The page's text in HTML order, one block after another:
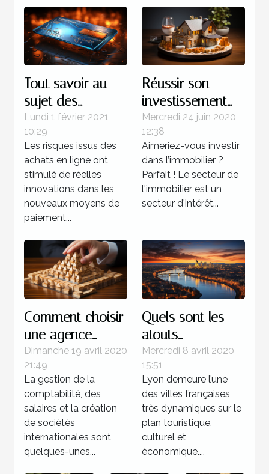
Tout savoir au
sujet des
objectifs de la
carte bancaire
virtuelle !
Lundi 1 février 2021
10:29
Les risques issus des
achats en ligne ont
stimulé de réelles
innovations dans les
nouveaux moyens de
paiement...
Réussir son
investissement
immobilier :
comment s’y
prendre ?
Mercredi 24 juin 2020
12:38
Aimeriez-vous investir
dans l’immobilier ?
Parfait ! Le secteur de
l'immobilier est un
secteur d'intérêt...
Comment choisir
une agence
fiduciaire ?
Dimanche 19 avril 2020
21:49
La gestion de la
comptabilité, des
salaires et la création
de sociétés
internationales sont
quelques-unes...
Quels sont les
atouts
économiques du
Grand Lyon ?
Mercredi 8 avril 2020
15:51
Lyon demeure l’une
des villes françaises
très dynamiques sur le
plan touristique,
culturel et
économique....